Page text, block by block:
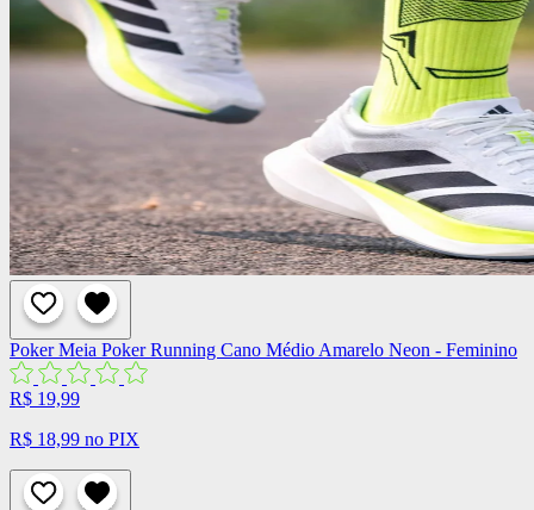
Poker Meia Poker Running Cano Médio Amarelo Neon - Feminino
R$ 19,99
R$ 18,99 no PIX